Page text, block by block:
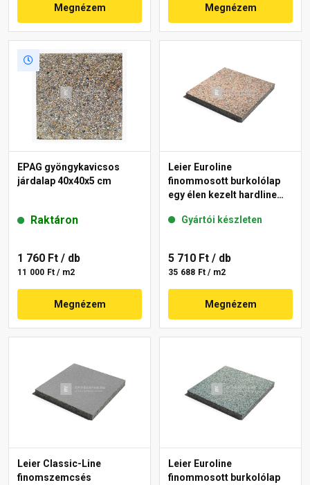
Megnézem Megnézem
EPAG gyöngykavicsos
járdalap 40x40x5 cm
Raktáron
1 760 Ft / db
11 000 Ft / m2
Megnézem
Leier Euroline
finommosott burkolólap
egy élen kezelt hardline
Gyártói készleten
5 710 Ft / db
35 688 Ft / m2
Megnézem
Leier Classic-Line
finomszemcsés
Leier Euroline
finommosott burkolólap